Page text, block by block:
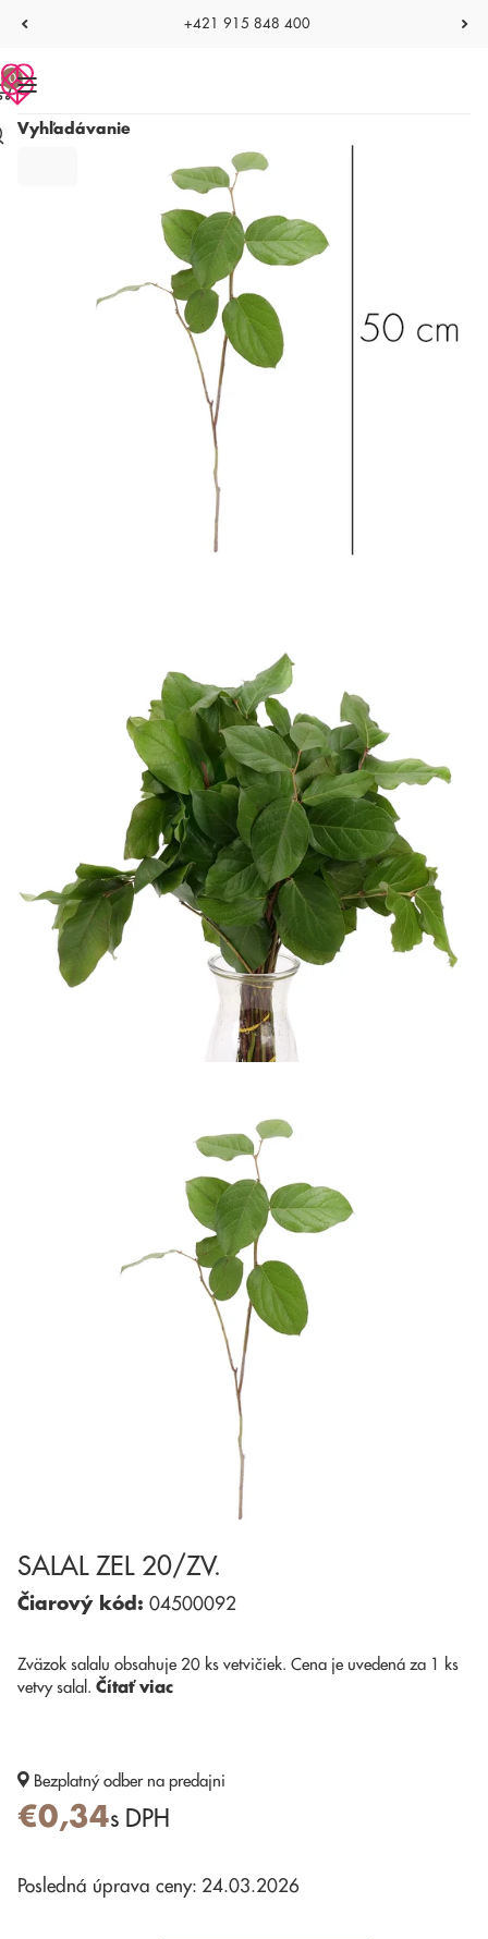
+421 915 848 400
Vyhľadávanie
0
SALAL ZEL 20/ZV.
Čiarový kód: 04500092
Zväzok salalu obsahuje 20 ks vetvičiek. Cena je uvedená za 1 ks
vetvy salal. Čítať viac
Bezplatný odber na predajni
€0,34s DPH
Posledná úprava ceny: 24.03.2026